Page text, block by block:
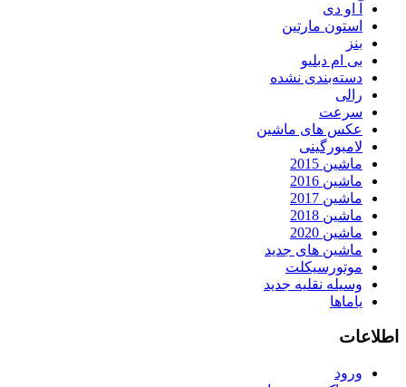
آ او دی
استون مارتین
بنز
بی ام دبلیو
دسته‌بندی نشده
رالی
سرعت
عکس های ماشین
لامبورگینی
ماشین 2015
ماشین 2016
ماشین 2017
ماشین 2018
ماشین 2020
ماشین های جدید
موتورسیکلت
وسیله نقلیه جدید
یاماها
اطلاعات
ورود